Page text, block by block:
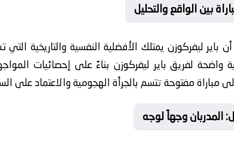
بين الواقع والتحليل
باير ليفركوزن يمتلك الأفضلية النفسية والتاريخية
واضحة لفريق باير ليفركوزن بناءً على إحصائيات
مباراة مفتوحة تتسم بالجرأة الهجومية والاعتماد على
المدربان وجهاً لوجه